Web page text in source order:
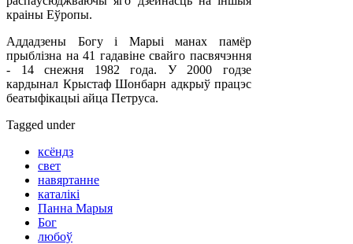
краіны Еўропы.
Аддадзены Богу і Марыі манах памёр
прыблізна на 41 гадавіне свайго пасвячэння
- 14 снежня 1982 года. У 2000 годзе
кардынал Крыстаф Шонбарн адкрыў працэс
беатыфікацыі айца Петруса.
Tagged under
ксёндз
свет
навяртанне
каталікі
Панна Марыя
Бог
любоў